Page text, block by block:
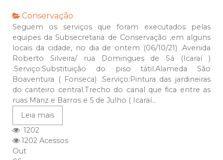
Conservação
Seguem os serviços que foram executados pelas
equipes da Subsecretaria de Conservação ,em alguns
locais da cidade, no dia de ontem (06/10/21) .Avenida
Roberto Silveira/ rua Domingues de Sá (Icaraí )
.Serviço:Substituição do piso tátil.Alameda São
Boaventura ( Fonseca) .Serviço:Pintura das jardineiras
do canteiro central.Trecho do canal que fica entre as
ruas Mariz e Barros e 5 de Julho ( Icaraí...
Leia mais
1202
1202 Acessos
Out